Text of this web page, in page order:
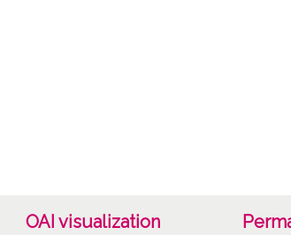
OAI visualization